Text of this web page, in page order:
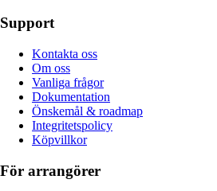
Support
Kontakta oss
Om oss
Vanliga frågor
Dokumentation
Önskemål & roadmap
Integritetspolicy
Köpvillkor
För arrangörer